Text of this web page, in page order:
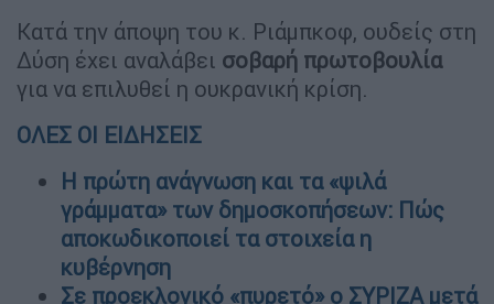
Κατά την άποψη του κ. Ριάμπκοφ, ουδείς στη
Δύση έχει αναλάβει σοβαρή πρωτοβουλία
για να επιλυθεί η ουκρανική κρίση.
ΟΛΕΣ ΟΙ ΕΙΔΗΣΕΙΣ
Η πρώτη ανάγνωση και τα «ψιλά
γράμματα» των δημοσκοπήσεων: Πώς
αποκωδικοποιεί τα στοιχεία η
κυβέρνηση
Σε προεκλογικό «πυρετό» ο ΣΥΡΙΖΑ μετά